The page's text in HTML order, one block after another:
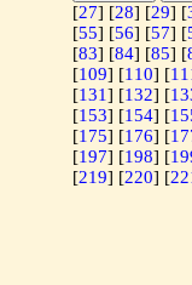
[27] [28] [29] [
[55] [56] [57] [
[83] [84] [85] [
[109] [110] [
[131] [132] [
[153] [154] [
[175] [176] [
[197] [198] [
[219] [220] [